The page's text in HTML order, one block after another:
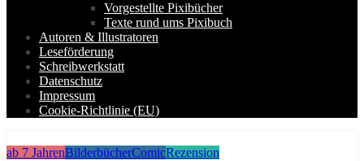
Vorgestellte Pixibücher
Texte rund ums Pixibuch
Autoren & Illustratoren
Leseförderung
Schreibwerkstatt
Datenschutz
Impressum
Cookie-Richtlinie (EU)
ab 7 JahrenBilderbücherComicRezension